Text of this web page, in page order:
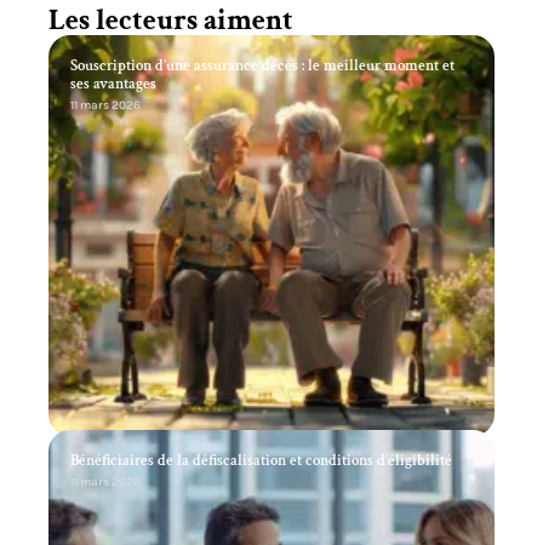
Les lecteurs aiment
Souscription d’une assurance décès : le meilleur moment et
ses avantages
11 mars 2026
Bénéficiaires de la défiscalisation et conditions d’éligibilité
11 mars 2026